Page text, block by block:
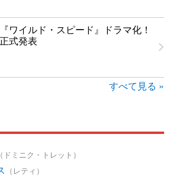
『ワイルド・スピード』ドラマ化！
正式発表
すべて見る »
（ドミニク・トレット）
（レティ）